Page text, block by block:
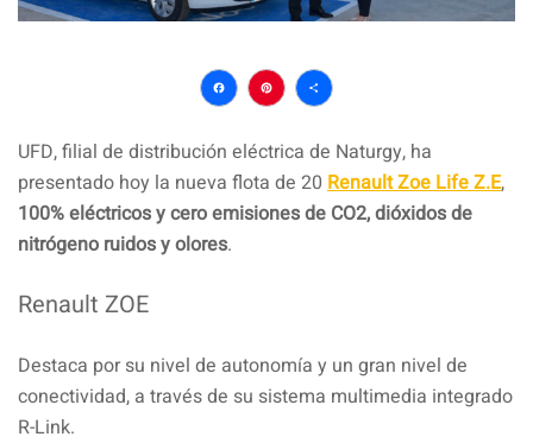
Facebook
Pinterest
Compartir
UFD, filial de distribución eléctrica de Naturgy, ha
presentado hoy la nueva flota de 20 Renault Zoe Life Z.E,
100% eléctricos y cero emisiones de CO2, dióxidos de
nitrógeno ruidos y olores.
Renault ZOE
Destaca por su nivel de autonomía y un gran nivel de
conectividad, a través de su sistema multimedia integrado
R-Link.